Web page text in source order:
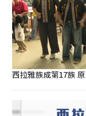
西拉雅族成第17族